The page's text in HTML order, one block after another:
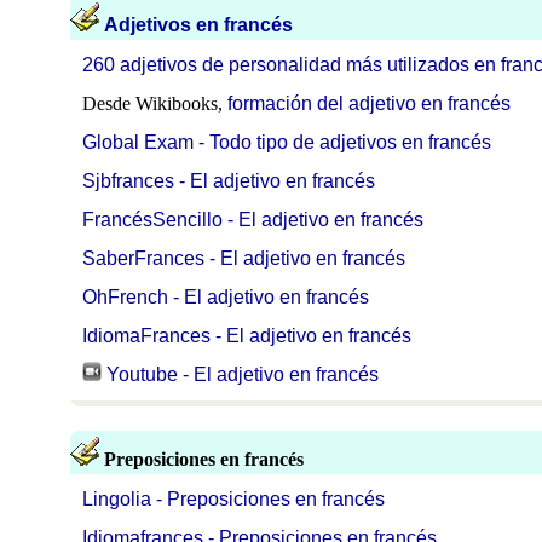
Adjetivos en francés
260 adjetivos de personalidad más utilizados en
Desde Wikibooks, formación del adjetivo en francés
Global Exam - Todo tipo de adjetivos en francés
Sjbfrances - El adjetivo en francés
FrancésSencillo - El adjetivo en francés
SaberFrances - El adjetivo en francés
OhFrench - El adjetivo en francés
IdiomaFrances - El adjetivo en francés
Youtube - El adjetivo en francés
Preposiciones en francés
Lingolia - Preposiciones en francés
Idiomafrances - Preposiciones en francés